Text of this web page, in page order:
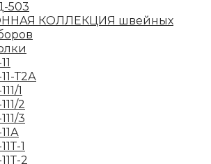
503
КОЛЛЕКЦИЯ швейных
Т2А
1
2
3
1
2